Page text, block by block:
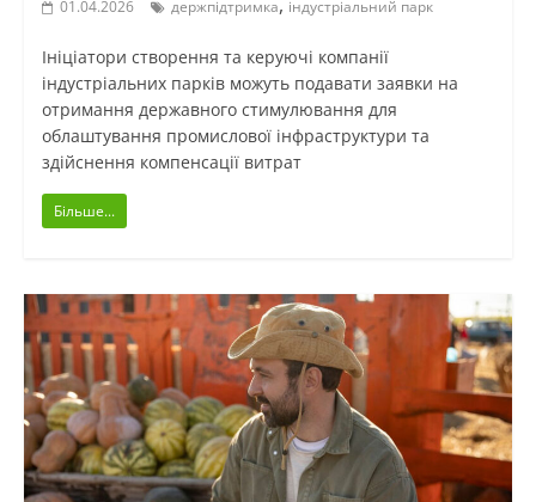
01.04.2026 держпідтримка, індустріальний парк
Ініціатори створення та керуючі компанії
індустріальних парків можуть подавати заявки на
отримання державного стимулювання для
облаштування промислової інфраструктури та
здійснення компенсації витрат
Більше...